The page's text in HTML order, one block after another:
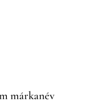
márkanév